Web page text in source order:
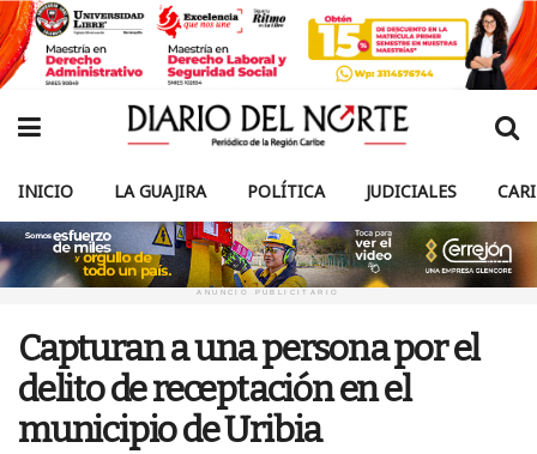
INICIO LA GUAJIRA POLÍTICA JUDICIALES
ANUNCIO PUBLICITARIO
Capturan a una persona por el
delito de receptación en el
municipio de Uribia